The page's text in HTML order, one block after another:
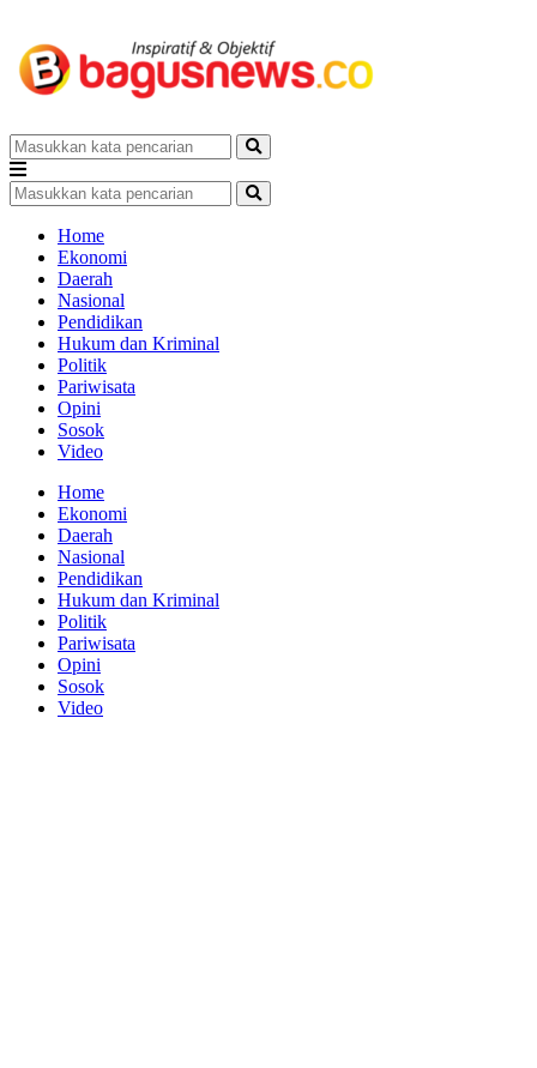
Home
Ekonomi
Daerah
Nasional
Pendidikan
Hukum dan Kriminal
Politik
Pariwisata
Opini
Sosok
Video
Home
Ekonomi
Daerah
Nasional
Pendidikan
Hukum dan Kriminal
Politik
Pariwisata
Opini
Sosok
Video